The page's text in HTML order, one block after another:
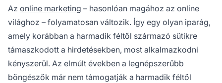
Az online marketing – hasonlóan magához az online
világhoz – folyamatosan változik. Így egy olyan iparág,
amely korábban a harmadik féltől származó sütikre
támaszkodott a hirdetésekben, most alkalmazkodni
kényszerül. Az elmúlt években a legnépszerűbb
böngészők már nem támogatják a harmadik féltől